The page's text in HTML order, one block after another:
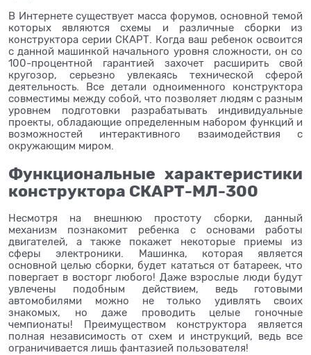
В Интернете существует масса форумов, основной темой
которых являются схемы и различные сборки из
конструктора серии СКАРТ. Когда ваш ребенок освоится
с данной машинкой начального уровня сложности, он со
100-процентной гарантией захочет расширить свой
кругозор, серьезно увлекаясь технической сферой
деятельность. Все детали одноименного конструктора
совместимы между собой, что позволяет людям с разным
уровнем подготовки разрабатывать индивидуальные
проекты, обладающие определенным набором функций и
возможностей интерактивного взаимодействия с
окружающим миром.
Функциональные характеристики
конструктора СКАРТ-МЛ-300
Несмотря на внешнюю простоту сборки, данный
механизм познакомит ребенка с основами работы
двигателей, а также покажет некоторые приемы из
сферы электроники. Машинка, которая является
основной целью сборки, будет кататься от батареек, что
повергает в восторг любого! Даже взрослые люди будут
увлечены подобным действием, ведь готовыми
автомобилями можно не только удивлять своих
знакомых, но даже проводить целые гоночные
чемпионаты! Преимуществом конструктора является
полная независимость от схем и инструкций, ведь все
ограничивается лишь фантазией пользователя!